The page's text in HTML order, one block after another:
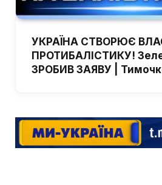
УКРАЇНА СТВОРЮЄ
ПРОТИБАЛІСТИКУ!
ЗРОБИВ ЗАЯВУ |